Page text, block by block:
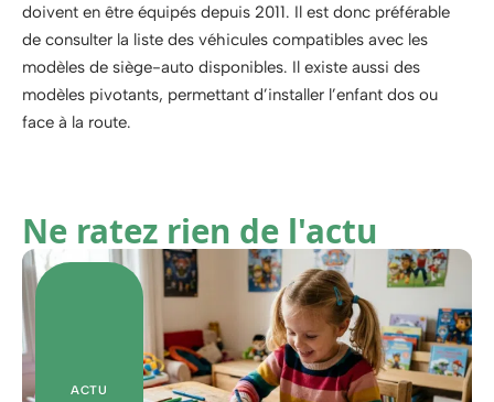
doivent en être équipés depuis 2011. Il est donc préférable
de consulter la liste des véhicules compatibles avec les
modèles de siège-auto disponibles. Il existe aussi des
modèles pivotants, permettant d’installer l’enfant dos ou
face à la route.
Ne ratez rien de l'actu
ACTU